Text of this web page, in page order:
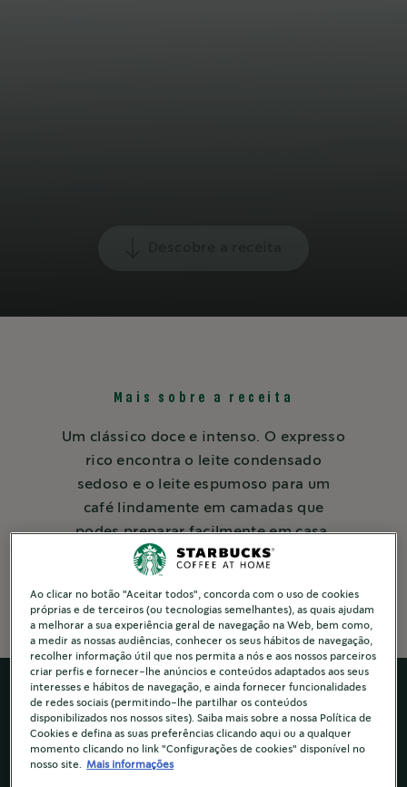
Mais sobre a receita
Um clássico doce e intenso. O expresso
rico encontra o leite condensado
sedoso e o leite espumoso para um
café lindamente em camadas que
podes preparar facilmente em casa.
Ao clicar no botão "Aceitar todos", concorda com o uso de cookies
próprias e de terceiros (ou tecnologias semelhantes), as quais ajudam
a melhorar a sua experiência geral de navegação na Web, bem como,
a medir as nossas audiências, conhecer os seus hábitos de navegação,
recolher informação útil que nos permita a nós e aos nossos parceiros
criar perfis e fornecer-lhe anúncios e conteúdos adaptados aos seus
interesses e hábitos de navegação, e ainda fornecer funcionalidades
de redes sociais (permitindo-lhe partilhar os conteúdos
disponibilizados nos nossos sites). Saiba mais sobre a nossa Política de
Cookies e defina as suas preferências clicando aqui ou a qualquer
momento clicando no link "Configurações de cookies" disponível no
nosso site.
Mais informações